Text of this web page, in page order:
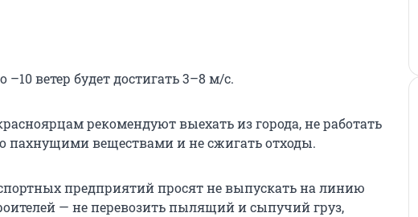
–10 ветер будет достигать 3–8 м/c.
рекомендуют выехать из города, не работать
пахнущими веществами и не сжигать отходы.
предприятий просят не выпускать на линию
— не перевозить пылящий и сыпучий груз,